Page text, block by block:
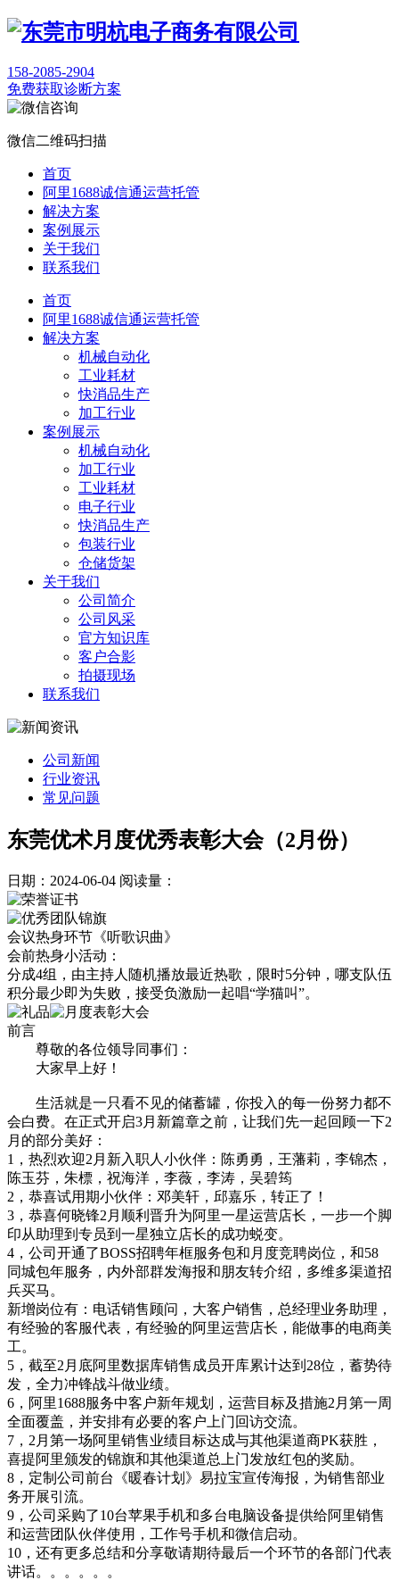
158-2085-2904
免费获取诊断方案
微信二维码扫描
首页
阿里1688诚信通运营托管
解决方案
案例展示
关于我们
联系我们
首页
阿里1688诚信通运营托管
解决方案
机械自动化
工业耗材
快消品生产
加工行业
案例展示
机械自动化
加工行业
工业耗材
电子行业
快消品生产
包装行业
仓储货架
关于我们
公司简介
公司风采
官方知识库
客户合影
拍摄现场
联系我们
公司新闻
行业资讯
常见问题
东莞优术月度优秀表彰大会（2月份）
日期：2024-06-04 阅读量：
会议热身环节《听歌识曲》
会前热身小活动：
分成4组，由主持人随机播放最近热歌，限时5分钟，哪支队伍
积分最少即为失败，接受负激励一起唱“学猫叫”。
前言
尊敬的各位领导同事们：
大家早上好！
生活就是一只看不见的储蓄罐，你投入的每一份努力都不
会白费。在正式开启3月新篇章之前，让我们先一起回顾一下2
月的部分美好：
1，热烈欢迎2月新入职人小伙伴：陈勇勇，王藩莉，李锦杰，
陈玉芬，朱標，祝海洋，李薇，李涛，吴碧筠
2，恭喜试用期小伙伴：邓美轩，邱嘉乐，转正了！
3，恭喜何晓锋2月顺利晋升为阿里一星运营店长，一步一个脚
印从助理到专员到一星独立店长的成功蜕变。
4，公司开通了BOSS招聘年框服务包和月度竞聘岗位，和58
同城包年服务，内外部群发海报和朋友转介绍，多维多渠道招
兵买马。
新增岗位有：电话销售顾问，大客户销售，总经理业务助理，
有经验的客服代表，有经验的阿里运营店长，能做事的电商美
工。
5，截至2月底阿里数据库销售成员开库累计达到28位，蓄势待
发，全力冲锋战斗做业绩。
6，阿里1688服务中客户新年规划，运营目标及措施2月第一周
全面覆盖，并安排有必要的客户上门回访交流。
7，2月第一场阿里销售业绩目标达成与其他渠道商PK获胜，
喜提阿里颁发的锦旗和其他渠道总上门发放红包的奖励。
8，定制公司前台《暖春计划》易拉宝宣传海报，为销售部业
务开展引流。
9，公司采购了10台苹果手机和多台电脑设备提供给阿里销售
和运营团队伙伴使用，工作号手机和微信启动。
10，还有更多总结和分享敬请期待最后一个环节的各部门代表
讲话。。。。。。